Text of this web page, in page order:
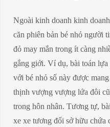
Ngoài kinh doanh kinh
căn phiên bản bé nhỏ người
đỏ may mắn trong ít càng
gắng giới. Ví dụ, bài toán
với bé nhỏ số này được
thịnh vượng vượng lứa đôi
trong hôn nhân. Tương tự,
xe xe tương đối sở hữu chứa